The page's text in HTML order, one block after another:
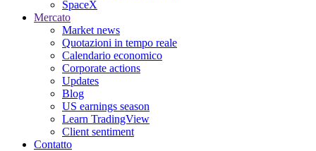
SpaceX
Mercato
Market news
Quotazioni in tempo reale
Calendario economico
Corporate actions
Updates
Blog
US earnings season
Learn TradingView
Client sentiment
Contatto